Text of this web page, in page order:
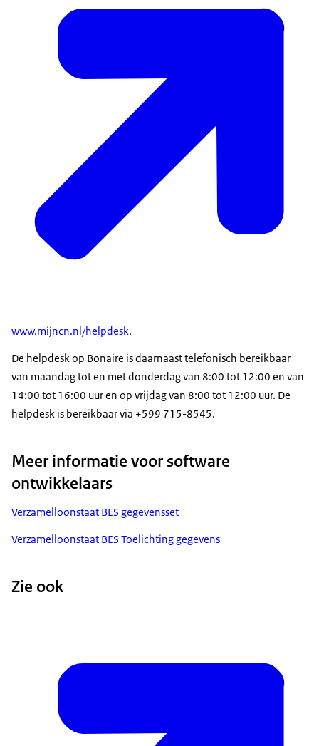
www.mijncn.nl/helpdesk.
De helpdesk op Bonaire is daarnaast telefonisch bereikbaar
van maandag tot en met donderdag van 8:00 tot 12:00 en van
14:00 tot 16:00 uur en op vrijdag van 8:00 tot 12:00 uur. De
helpdesk is bereikbaar via +599 715-8545.
Meer informatie voor software
ontwikkelaars
Verzamelloonstaat BES gegevensset
Verzamelloonstaat BES Toelichting gegevens
Zie ook